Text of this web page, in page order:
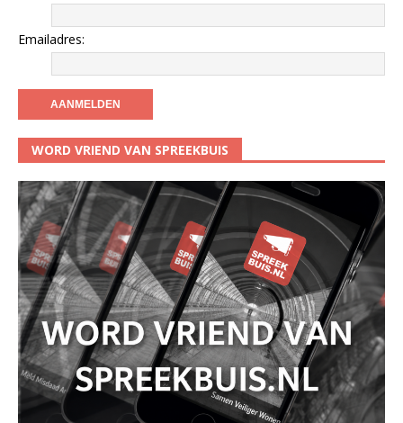
Emailadres:
WORD VRIEND VAN SPREEKBUIS